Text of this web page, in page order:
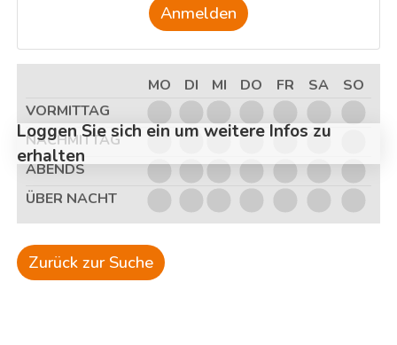
Anmelden
MO DI MI DO FR SA
SO
VORMITTAG
NACHMITTAG
ABENDS
ÜBER NACHT
Loggen Sie sich ein um weitere Infos zu
erhalten
Zurück zur Suche